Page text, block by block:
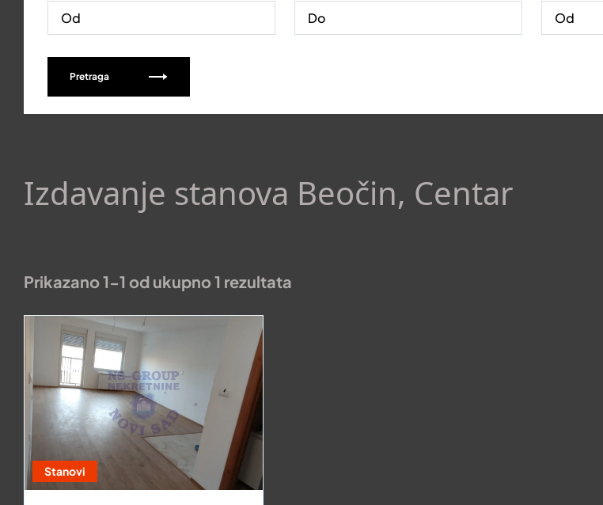
Pretraga
Izdavanje stanova Beočin, Centar
Prikazano 1-1 od ukupno 1 rezultata
Stanovi